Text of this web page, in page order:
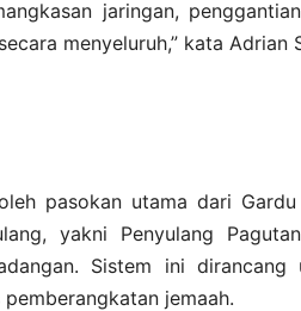
jaringan,
menyeluruh,” kata Adrian
pasokan utama dari
yakni Penyulang
Sistem ini dirancang
jemaah.